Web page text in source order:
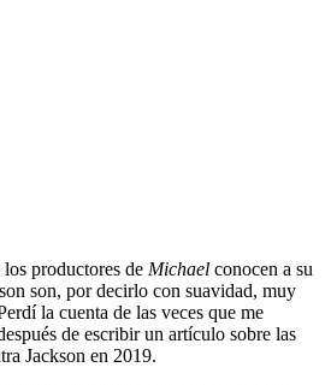
productores de Michael conocen a su
son, por decirlo con suavidad, muy
la cuenta de las veces que me
de escribir un artículo sobre las
Jackson en 2019.